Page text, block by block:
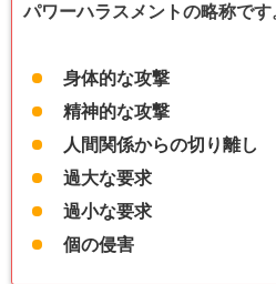
パワーハラスメントの略称です
身体的な攻撃
精神的な攻撃
人間関係からの切り離し
過大な要求
過小な要求
個の侵害